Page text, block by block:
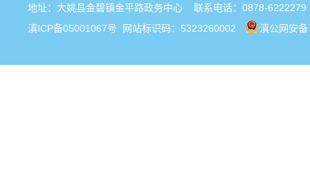
地址：大姚县金碧镇金平路政务中心 联系电话：0878-6222279
滇ICP备05001067号 网站标识码：5323260002 滇公网安